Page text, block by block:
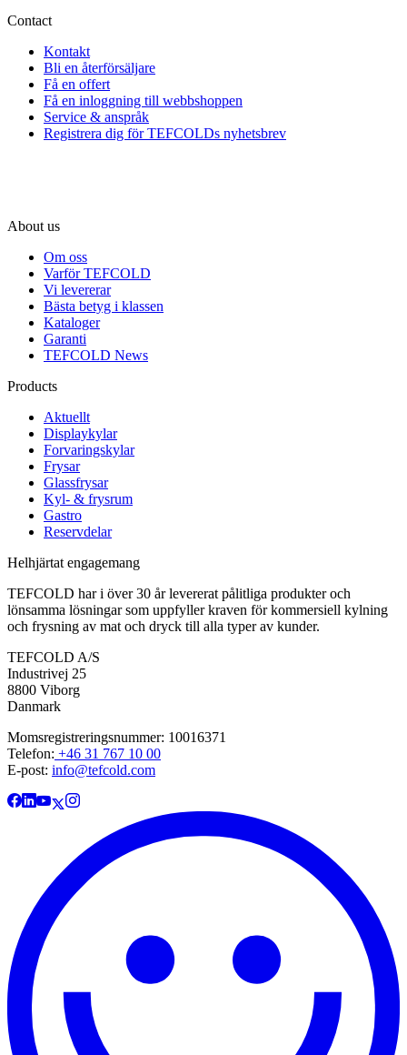
Contact
Kontakt
Bli en återförsäljare
Få en offert
Få en inloggning till webbshoppen
Service & anspråk
Registrera dig för TEFCOLDs nyhetsbrev
About us
Om oss
Varför TEFCOLD
Vi levererar
Bästa betyg i klassen
Kataloger
Garanti
TEFCOLD News
Products
Aktuellt
Displaykylar
Forvaringskylar
Frysar
Glassfrysar
Kyl- & frysrum
Gastro
Reservdelar
Helhjärtat engagemang
TEFCOLD har i över 30 år levererat pålitliga produkter och
lönsamma lösningar som uppfyller kraven för kommersiell kylning
och frysning av mat och dryck till alla typer av kunder.
TEFCOLD A/S
Industrivej 25
8800 Viborg
Danmark
Momsregistreringsnummer: 10016371
Telefon: +46 31 767 10 00
E-post: info@tefcold.com